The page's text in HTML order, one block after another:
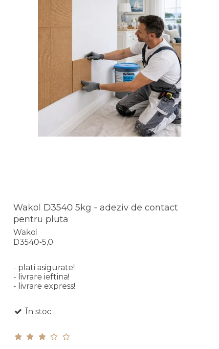
Wakol D3540 5kg - adeziv de contact
pentru pluta
Wakol
D3540-5,0
- plati asigurate!
- livrare ieftina!
- livrare express!
În stoc